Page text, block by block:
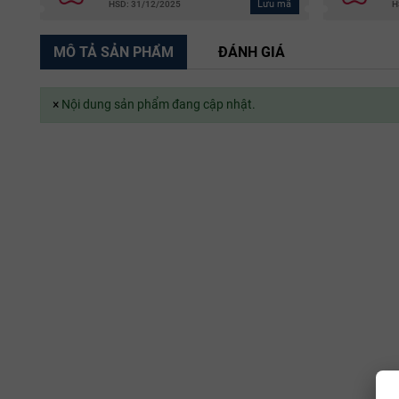
HSD: 31/12/2025 Lưu mã
MÔ TẢ SẢN PHẨM ĐÁNH GIÁ
×Nội dung sản phẩm đang cập nhật.